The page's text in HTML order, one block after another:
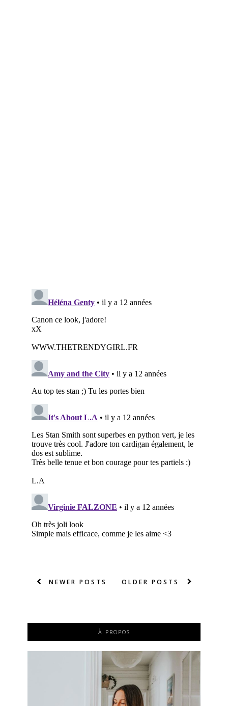
NEWER POSTS OLDER POSTS
À PROPOS